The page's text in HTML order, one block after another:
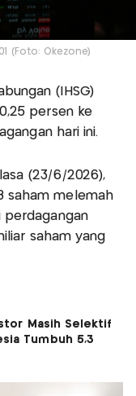
(Foto: Okezone)
(IHSG)
persen ke
hari ini.
(23/6/2026),
saham melemah
perdagangan
saham yang
Masih Selektif
Tumbuh 5,3